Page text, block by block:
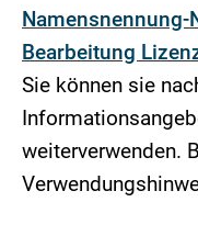
Bearbeitung
Sie können sie
weiterverwenden.